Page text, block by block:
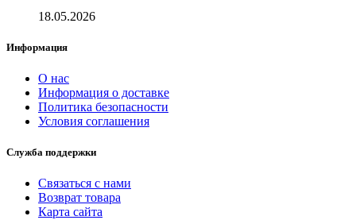
18.05.2026
Информация
О нас
Информация о доставке
Политика безопасности
Условия соглашения
Служба поддержки
Связаться с нами
Возврат товара
Карта сайта